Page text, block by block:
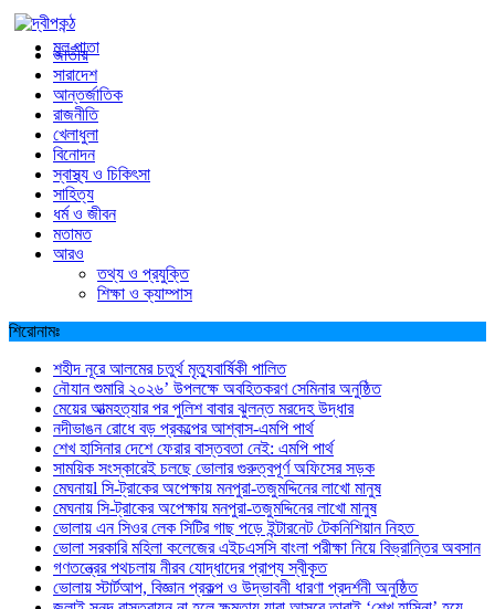
মুল পাতা
জাতীয়
সারাদেশ
আন্তর্জাতিক
রাজনীতি
খেলাধুলা
বিনোদন
স্বাস্থ্য ও চিকিৎসা
সাহিত্য
ধর্ম ও জীবন
মতামত
আরও
তথ্য ও প্রযুক্তি
শিক্ষা ও ক্যাম্পাস
শিরোনামঃ
শহীদ নূরে আলমের চতুর্থ মৃত্যুবার্ষিকী পালিত
নৌযান শুমারি ২০২৬’ উপলক্ষে অবহিতকরণ সেমিনার অনুষ্ঠিত
মেয়ের আত্মহত্যার পর পুলিশ বাবার ঝুলন্ত মরদেহ উদ্ধার
নদীভাঙন রোধে বড় প্রকল্পের আশ্বাস-এমপি পার্থ
শেখ হাসিনার দেশে ফেরার বাস্তবতা নেই: এমপি পার্থ
সাময়িক সংস্কারেই চলছে ভোলার গুরুত্বপূর্ণ অফিসের সড়ক
মেঘনায়l সি-ট্রাকের অপেক্ষায় মনপুরা-তজুমদ্দিনের লাখো মানুষ
মেঘনায় সি-ট্রাকের অপেক্ষায় মনপুরা-তজুমদ্দিনের লাখো মানুষ
ভোলায় এন সিওর লেক সিটির গাছ পড়ে ইন্টারনেট টেকনিশিয়ান নিহত
ভোলা সরকারি মহিলা কলেজের এইচএসসি বাংলা পরীক্ষা নিয়ে বিভ্রান্তির অবসান
গণতন্ত্রের পথচলায় নীরব যোদ্ধাদের প্রাপ্য স্বীকৃত
ভোলায় স্টার্টআপ, বিজ্ঞান প্রকল্প ও উদ্ভাবনী ধারণা প্রদর্শনী অনুষ্ঠিত